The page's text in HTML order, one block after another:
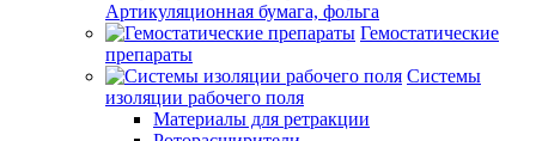
Артикуляционная бумага, фольга
Гемостатические
препараты
Системы
изоляции рабочего поля
Материалы для ретракции